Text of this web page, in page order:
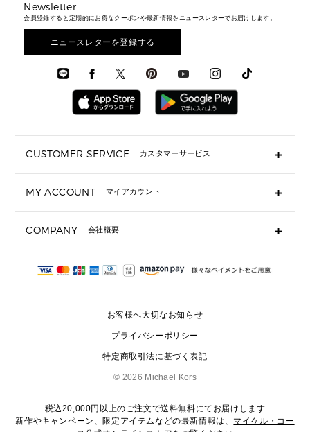
ウェア
アクセサリー
メンズ バッグ
メンズ 財布・小物
メンズ シューズ
メンズ ウェア
メンズ 時計・その他
メンズ財布・小物
メンズアクセサリー
メンズウェア
3 IN 1 / 2 IN 1 バッグ
▶ メンズすべて
▶ メンズすべて
▶ バッグすべて
通勤・通学アイテム
3 IN 1 バッグ
ミニ財布・フラグメントケース
▶ 小物すべて
定期ケース・カードケース・名刺入れ
サンダル
スニーカー
▶ ウェア
財布・小物
時計・ジュエリー
アクセサリー
エディターレビュー
Newsletter
会員登録すると定期的にお得なクーポンや最新情報をニュースレターでお届けします。
ニュースレターを登録する
CUSTOMER SERVICE カスタマーサービス
ギフト用にラッピングができますか？
ショッピングバッグを購入商品分送ってもらえますか？
注文後に完了メールが受信できないのですが？
サイズ交換はできますか？
MY ACCOUNT マイアカウント
COMPANY 会社概要
会社概要
お客様へ大切なお知らせ
プライバシーポリシー
特定商取引法に基づく表記
© 2026 Michael Kors
税込20,000円以上のご注文で送料無料にてお届けします
新作やキャンペーン、限定アイテムなどの最新情報は、 マイケル・コー